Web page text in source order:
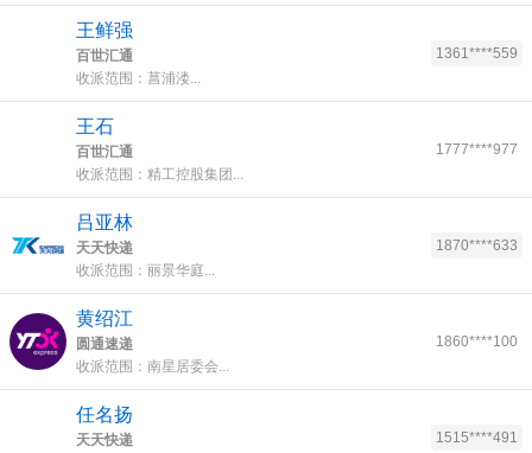
王鲜强
百世汇通
收派范围：菖浦溇...
1361****559
王石
百世汇通
收派范围：精工控股集团...
1777****977
吕亚林
天天快递
收派范围：丽景华庭...
1870****633
黄绍江
圆通速递
收派范围：南星居委会...
1860****100
任名扬
天天快递
1515****491